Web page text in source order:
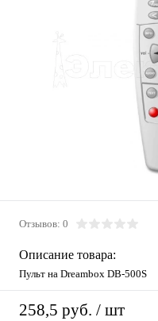
Отзывов: 0
Описание товара:
Пульт на Dreambox DB-500S
258,5 руб. / шт